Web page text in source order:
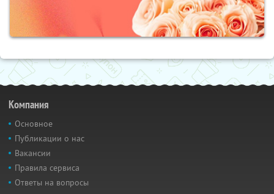
Компания
Основное
Публикации о нас
Вакансии
Правила сервиса
Ответы на вопросы